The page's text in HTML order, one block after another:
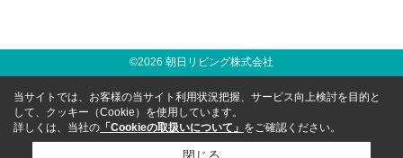
©2026 朝日リビング株式会社
当サイトでは、お客様の当サイト利用状況把握、サービス向上検討を目的と
して、クッキー（Cookie）を使用しています。
詳しくは、当社の 「Cookieの取扱いについて」 をご確認ください。